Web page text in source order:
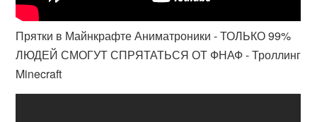
Прятки в Майнкрафте Аниматроники - ТОЛЬКО 99%
ЛЮДЕЙ СМОГУТ СПРЯТАТЬСЯ ОТ ФНАФ - Троллинг
Minecraft